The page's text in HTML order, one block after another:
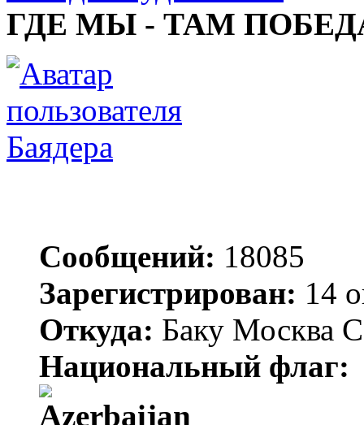
ГДЕ МЫ - ТАМ
Баядера
Сообщений: 18085
Зарегистрирован: 14
Откуда: Баку Москва
Национальный флаг: